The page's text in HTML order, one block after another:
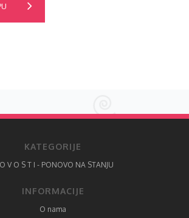
KATEGORIJE
V O S T I - PONOVO NA STANJU
INFORMACIJE
O nama